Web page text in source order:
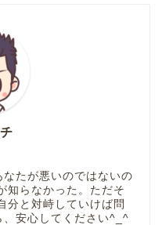
たが悪いのではないの
知らなかった。ただそ
分と対峙していけば問
、安心してください^_^